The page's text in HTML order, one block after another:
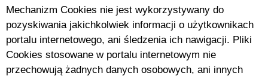
Mechanizm Cookies nie jest wykorzystywany do
pozyskiwania jakichkolwiek informacji o użytkownikach
portalu internetowego, ani śledzenia ich nawigacji. Pliki
Cookies stosowane w portalu internetowym nie
przechowują żadnych danych osobowych, ani innych